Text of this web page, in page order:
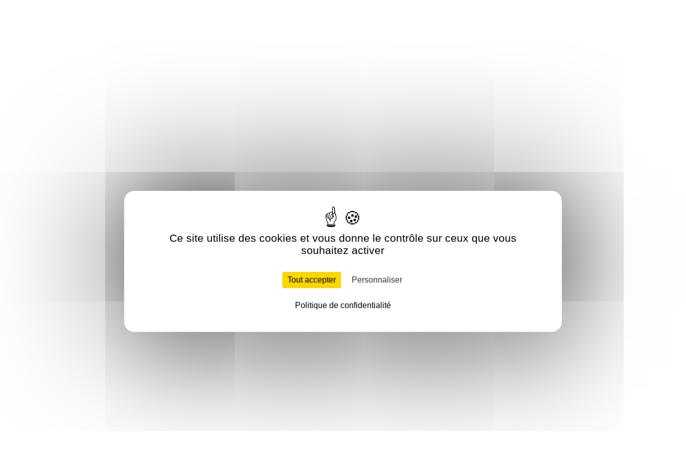
Ce site utilise des cookies et vous donne le contrôle sur ceux que vous
souhaitez activer
Tout accepter Personnaliser
Politique de confidentialité